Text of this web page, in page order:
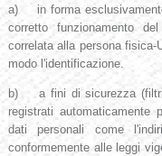
a) in forma
corretto funzionamento
correlata alla persona
modo l'identificazione.
b) a fini di sicurezza (filtri
registrati automaticamente
dati personali come
conformemente alle leggi